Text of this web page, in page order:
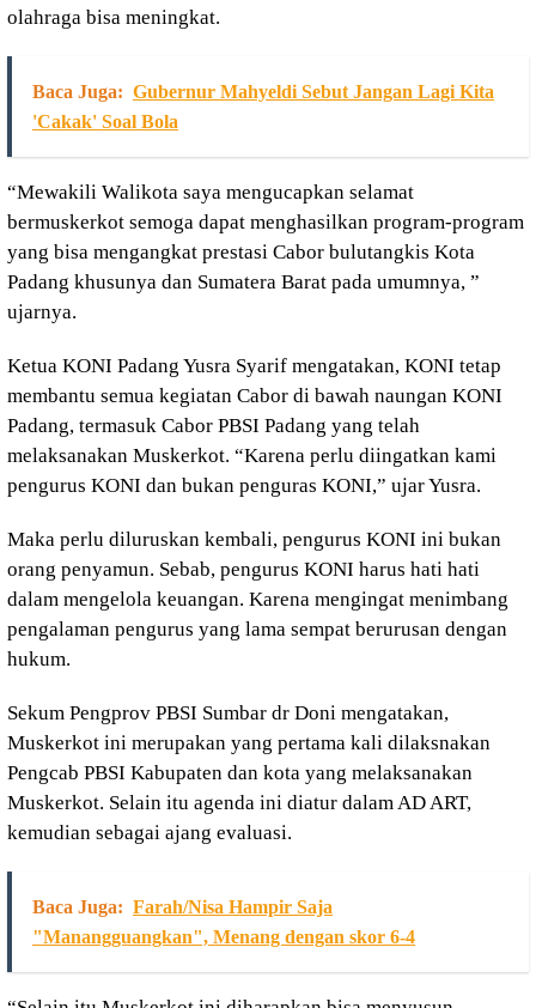
olahraga bisa meningkat.
Baca Juga: Gubernur Mahyeldi Sebut Jangan Lagi Kita
'Cakak' Soal Bola
“Mewakili Walikota saya mengucapkan selamat
bermuskerkot semoga dapat menghasilkan program-program
yang bisa mengangkat prestasi Cabor bulutangkis Kota
Padang khusunya dan Sumatera Barat pada umumnya, ”
ujarnya.
Ketua KONI Padang Yusra Syarif mengatakan, KONI tetap
membantu semua kegiatan Cabor di bawah naungan KONI
Padang, termasuk Cabor PBSI Padang yang telah
melaksanakan Muskerkot. “Karena perlu diingatkan kami
pengurus KONI dan bukan penguras KONI,” ujar Yusra.
Maka perlu diluruskan kembali, pengurus KONI ini bukan
orang penyamun. Sebab, pengurus KONI harus hati hati
dalam mengelola keuangan. Karena mengingat menimbang
pengalaman pengurus yang lama sempat berurusan dengan
hukum.
Sekum Pengprov PBSI Sumbar dr Doni mengatakan,
Muskerkot ini merupakan yang pertama kali dilaksnakan
Pengcab PBSI Kabupaten dan kota yang melaksanakan
Muskerkot. Selain itu agenda ini diatur dalam AD ART,
kemudian sebagai ajang evaluasi.
Baca Juga: Farah/Nisa Hampir Saja
"Manangguangkan", Menang dengan skor 6-4